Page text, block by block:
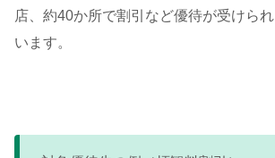
店、約40か所で割引など優待が受けら
います。